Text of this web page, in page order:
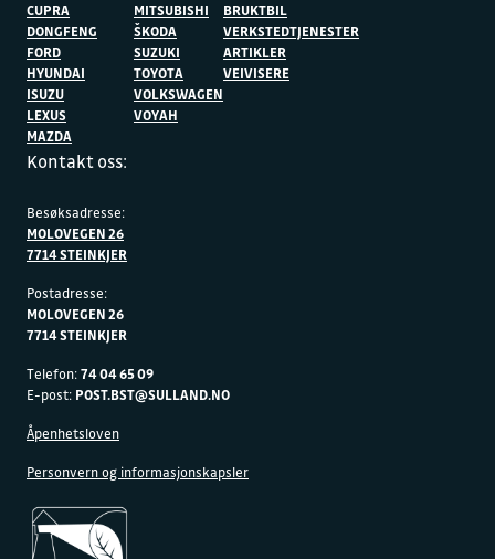
CUPRA
DONGFENG
FORD
HYUNDAI
ISUZU
LEXUS
MAZDA
MITSUBISHI
ŠKODA
SUZUKI
TOYOTA
VOLKSWAGEN
VOYAH
BRUKTBIL
VERKSTEDTJENESTER
ARTIKLER
VEIVISERE
Kontakt oss:
Besøksadresse:
MOLOVEGEN 26
7714 STEINKJER
Postadresse:
MOLOVEGEN 26
7714 STEINKJER
Telefon:74 04 65 09
E-post: POST.BST@SULLAND.NO
Åpenhetsloven
Personvern og informasjonskapsler